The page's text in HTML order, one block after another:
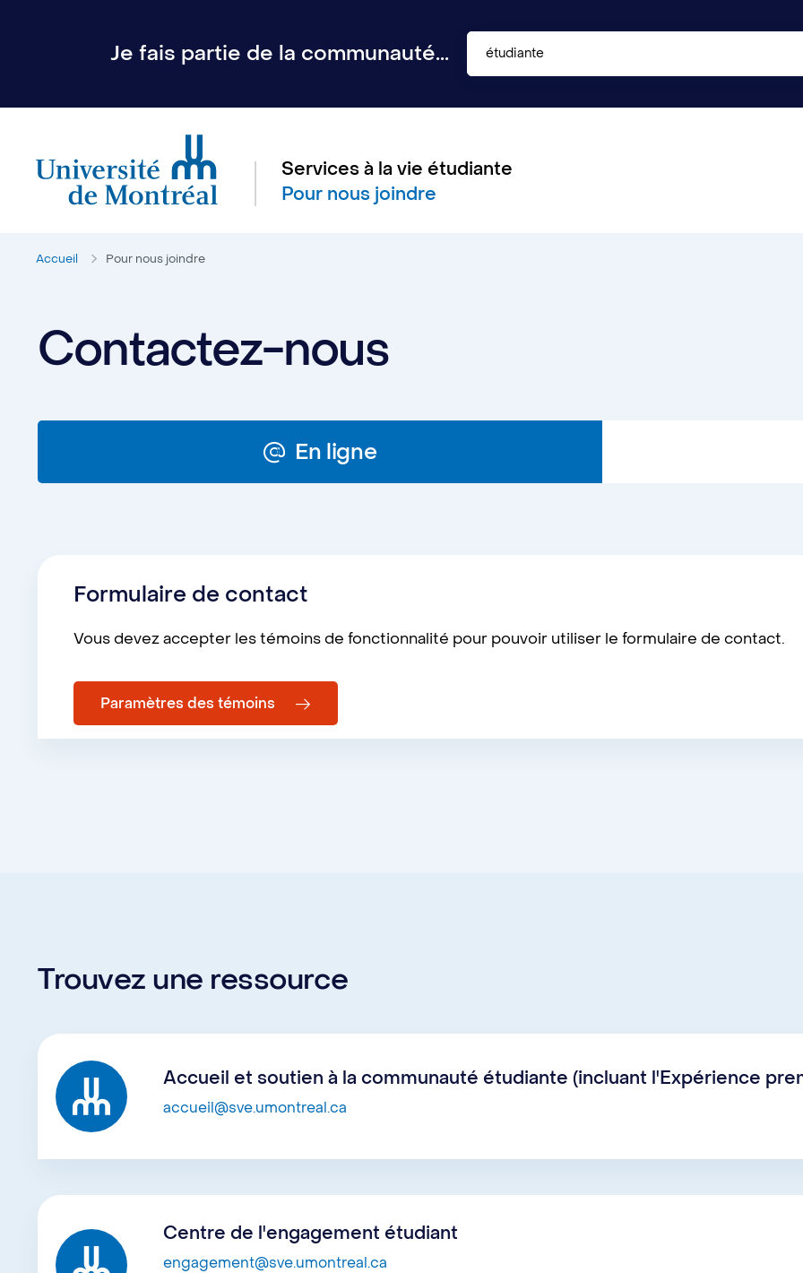
Je fais partie de la communauté... étudiante
Services à la vie étudiante
Pour nous joindre
Accueil Pour nous joindre
Contactez-nous
En ligne
Formulaire de contact
Vous devez accepter les témoins de fonctionnalité pour pouvoir utiliser le formulaire de contact.
Paramètres des témoins
Trouvez une ressource
Accueil et soutien à la communauté étudiante (incluant l'Expérience
accueil@sve.umontreal.ca
Centre de l'engagement étudiant
engagement@sve.umontreal.ca